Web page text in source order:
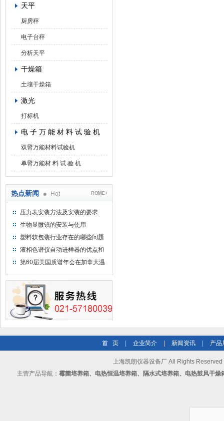
天平
厨房秤
电子台秤
分析天平
干燥箱
土壤干燥箱
激光
打标机
电 子 万 能 材 料 试 验 机
双臂万能材料试验机
单臂万能材 料 试 验 机
热点新闻 Hot ROME+
压力表安装方法及安装的要求
生物显微镜的安装与使用
塑料软包装行业存在的哪些问题
液相色谱仪自动进样器的优点和
维护
第60届美国质谱年会在加拿大温
首 页 企业简介 新闻资讯 产品
上海凯朗仪器设备厂 All Rights Reserved
主营产品导航： 霉菌培养箱、电热恒温培养箱、隔水式培养箱、电热鼓风干